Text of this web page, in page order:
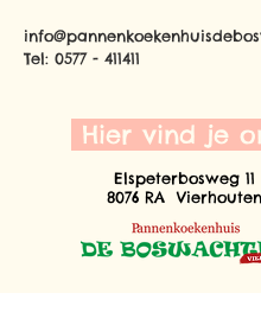
Tel: 0577 - 411411
Hier vind je
Elspeterbosweg 11
8076 RA Vierhouten